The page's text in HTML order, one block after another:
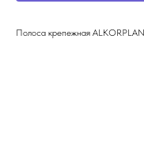
Полоса крепежная